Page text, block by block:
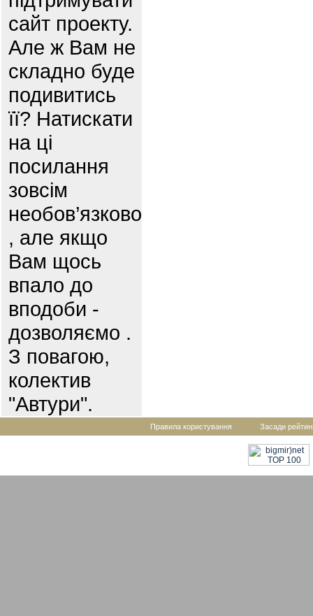
сайт проекту.
Але ж Вам не
складно буде
подивитись
її? Натискати
на ці
посилання
зовсім
необов’язково
, але якщо
Вам щось
впало до
вподоби -
дозволяємо .
З повагою,
колектив
"Автури".
Правила користування Засади